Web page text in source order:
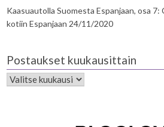
Kaasuautolla Suomesta Espanjaan, osa 7:
kotiin Espanjaan 24/11/2020
Postaukset kuukausittain